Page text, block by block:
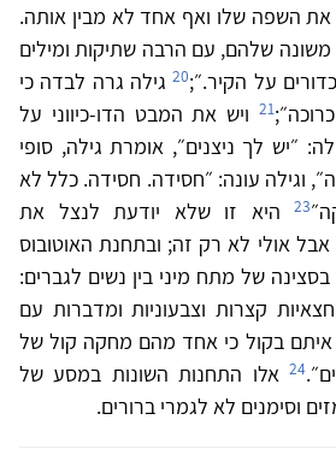
את השפה שלו ואף אחד לא מבין אותה.
שלהם, עם הרבה שתיקות ומילים
על הקיר.״;20גילה גרה לבדה כי
21 ויש את המבט הדו-כיווני על
״יש לך ניצנים״, אומרת גילה, סופי
וגילה עונה: ״חסידה. חסידה. כלל לא
23
היא זו שלא יודעת לנצל את
אולי לא רק זה; ובתחנת האוטובוס
של מתח מיני בין נשים לגברים:
קצרות וצבעוניות ומדברות עם
איתם בקול כי אחד מהם מחקה קול של
24 אלו התחנות השונות במסע של
וסימנים לא לגמרי ברורים.